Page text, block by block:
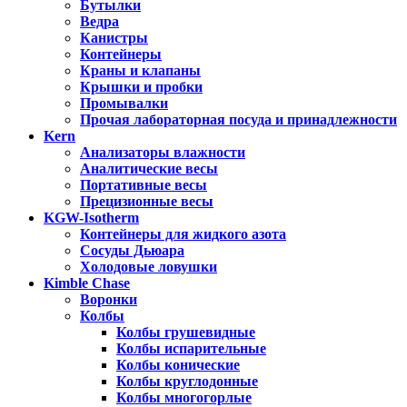
Бутылки
Ведра
Канистры
Контейнеры
Краны и клапаны
Крышки и пробки
Промывалки
Прочая лабораторная посуда и принадлежности
Kern
Анализаторы влажности
Аналитические весы
Портативные весы
Прецизионные весы
KGW-Isotherm
Контейнеры для жидкого азота
Сосуды Дьюара
Холодовые ловушки
Kimble Chase
Воронки
Колбы
Колбы грушевидные
Колбы испарительные
Колбы конические
Колбы круглодонные
Колбы многогорлые